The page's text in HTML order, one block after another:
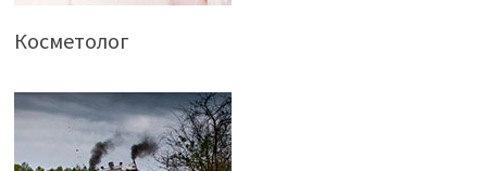
Косметолог